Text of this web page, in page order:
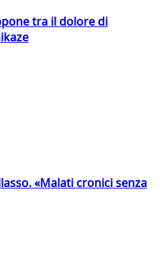
tra il dolore di
«Malati cronici senza